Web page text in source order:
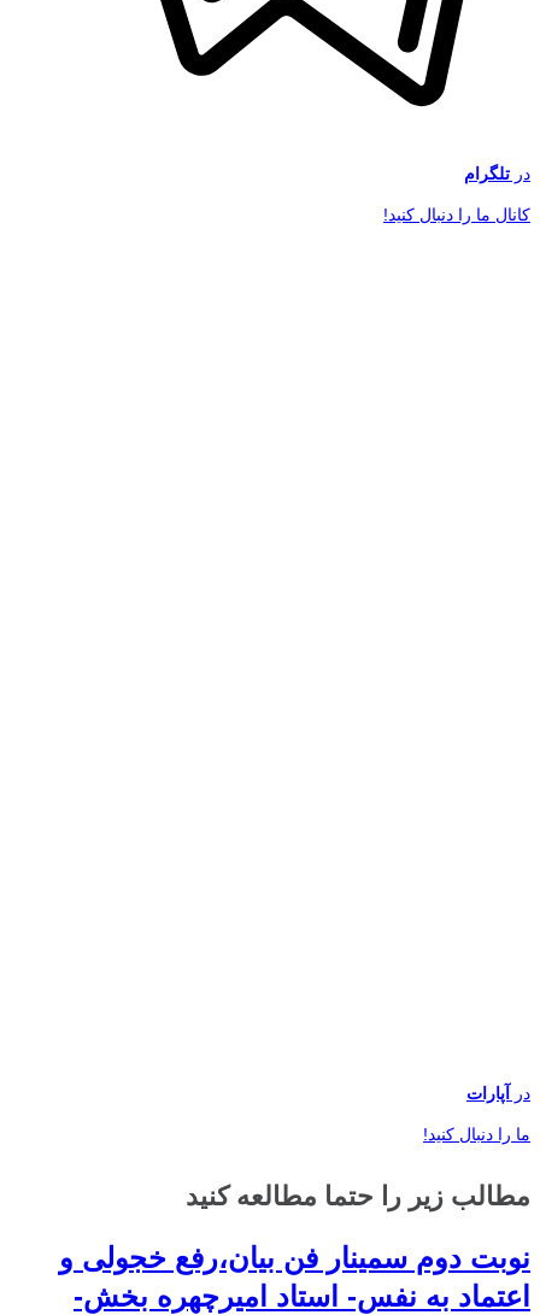
در تلگرام
کانال ما را دنبال کنید!
در آپارات
ما را دنبال کنید!
مطالب زیر را حتما مطالعه کنید
نوبت دوم سمینار فن بیان،رفع خجولی و
اعتماد به نفس- استاد امیرچهره بخش-